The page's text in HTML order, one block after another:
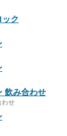
ク
飲み合わせ
わせ